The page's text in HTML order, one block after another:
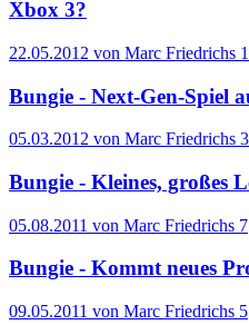
Xbox 3?
22.05.2012 von Marc Friedrichs
Bungie - Next-Gen-Spiel
05.03.2012 von Marc Friedrichs 3
Bungie - Kleines, großes
05.08.2011 von Marc Friedrichs 7
Bungie - Kommt neues
09.05.2011 von Marc Friedrichs 5